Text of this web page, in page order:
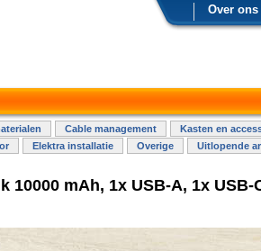
Over ons
Cable management Kasten en
Elektra installatie Overige Uitlopende
10000 mAh, 1x USB-A, 1x